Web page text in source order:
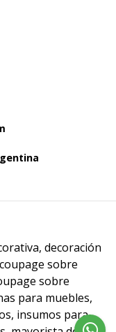
decoración
sobre
sobre
para muebles,
insumos para